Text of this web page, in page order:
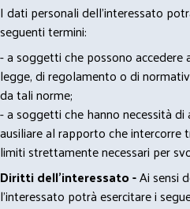
I dati personali dell’interessato
seguenti termini:
- a soggetti che possono accedere
legge, di regolamento o di
da tali norme;
- a soggetti che hanno necessità
ausiliare al rapporto che intercorre
limiti strettamente necessari per
Diritti dell’interessato -Ai sensi
l’interessato potrà esercitare i